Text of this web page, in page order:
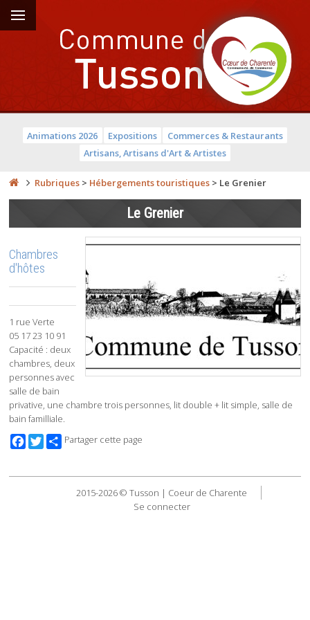
Animations 2026 Expositions
Commerces & Restaurants
Artisans, Artisans d'Art & Artistes
Rubriques > Hébergements touristiques > Le Grenier
Le Grenier
Chambres
d'hôtes
1 rue Verte
05 17 23 10 91
Capacité : deux
chambres, deux
personnes avec
salle de bain
privative, une chambre trois personnes, lit double + lit simple, salle de
bain familliale.
FacebookTwitterPartager cette page
2015-2026 © Tusson | Coeur de Charente
Se connecter